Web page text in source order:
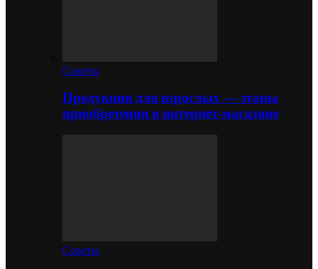
Советы
Продукция для взрослых — этапы
приобретения в интернет-магазине
Советы